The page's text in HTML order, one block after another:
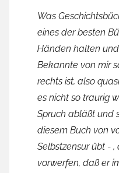
Was
eines der besten
Händen halten
Bekannte von mir
rechts ist, also
es nicht so traurig
Spruch abläßt und
diesem Buch von
Selbstzensur übt -
vorwerfen, daß er